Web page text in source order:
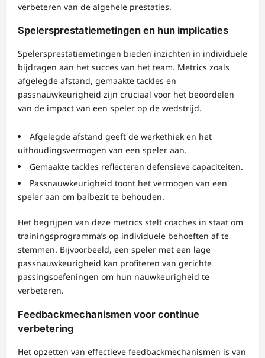
verbeteren van de algehele prestaties.
Spelersprestatiemetingen en hun implicaties
Spelersprestatiemetingen bieden inzichten in individuele
bijdragen aan het succes van het team. Metrics zoals
afgelegde afstand, gemaakte tackles en
passnauwkeurigheid zijn cruciaal voor het beoordelen
van de impact van een speler op de wedstrijd.
Afgelegde afstand geeft de werkethiek en het
uithoudingsvermogen van een speler aan.
Gemaakte tackles reflecteren defensieve capaciteiten.
Passnauwkeurigheid toont het vermogen van een
speler aan om balbezit te behouden.
Het begrijpen van deze metrics stelt coaches in staat om
trainingsprogramma’s op individuele behoeften af te
stemmen. Bijvoorbeeld, een speler met een lage
passnauwkeurigheid kan profiteren van gerichte
passingsoefeningen om hun nauwkeurigheid te
verbeteren.
Feedbackmechanismen voor continue
verbetering
Het opzetten van effectieve feedbackmechanismen is van